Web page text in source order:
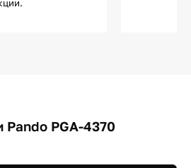
PGA-4370